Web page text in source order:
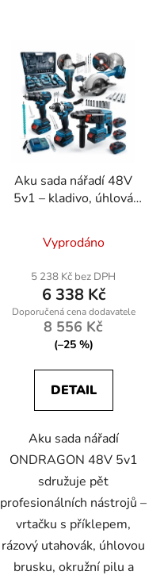
Aku sada nářadí 48V
5v1 – kladivo, úhlová
vrtačka, okružní pila + 4
baterie ONDRAGON
Vyprodáno
5 238 Kč bez DPH
6 338 Kč
8 556 Kč
(–25 %)
DETAIL
Aku sada nářadí
ONDRAGON 48V 5v1
sdružuje pět
profesionálních nástrojů –
vrtačku s příklepem,
rázový utahovák, úhlovou
brusku, okružní pilu a